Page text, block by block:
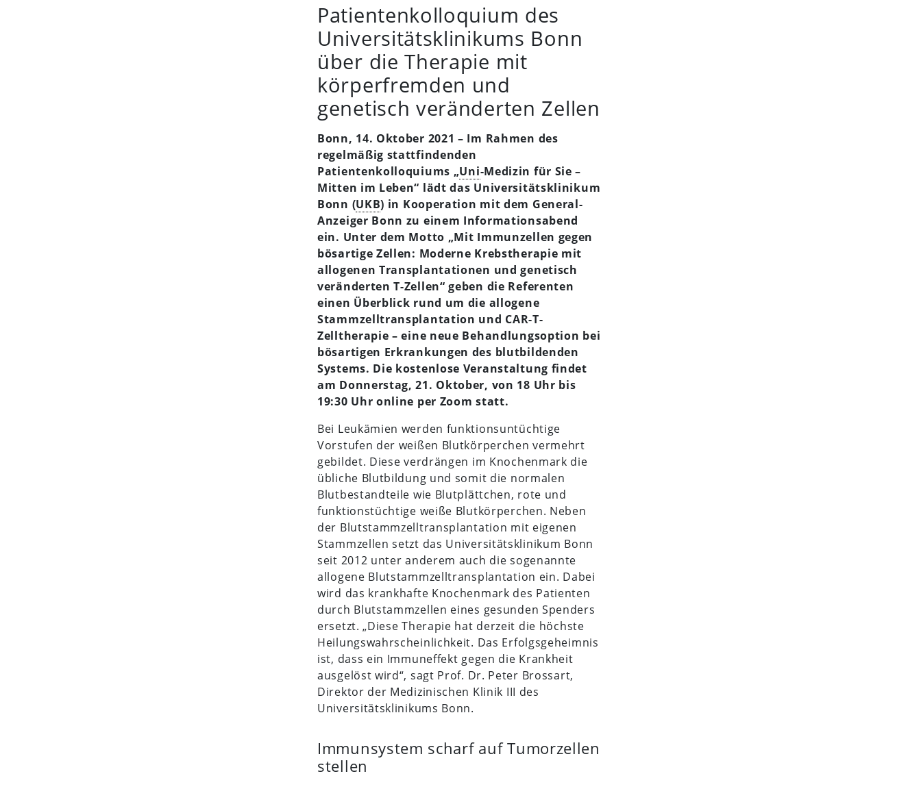
Patientenkolloquium des
Universitätsklinikums Bonn
über die Therapie mit
körperfremden und
genetisch veränderten Zellen
Bonn, 14. Oktober 2021 – Im Rahmen des
regelmäßig stattfindenden
Patientenkolloquiums „Uni-Medizin für Sie –
Mitten im Leben“ lädt das Universitätsklinikum
Bonn (UKB) in Kooperation mit dem General-
Anzeiger Bonn zu einem Informationsabend
ein. Unter dem Motto „Mit Immunzellen gegen
bösartige Zellen: Moderne Krebstherapie mit
allogenen Transplantationen und genetisch
veränderten T-Zellen“ geben die Referenten
einen Überblick rund um die allogene
Stammzelltransplantation und CAR-T-
Zelltherapie – eine neue Behandlungsoption bei
bösartigen Erkrankungen des blutbildenden
Systems. Die kostenlose Veranstaltung findet
am Donnerstag, 21. Oktober, von 18 Uhr bis
19:30 Uhr online per Zoom statt.
Bei Leukämien werden funktionsuntüchtige
Vorstufen der weißen Blutkörperchen vermehrt
gebildet. Diese verdrängen im Knochenmark die
übliche Blutbildung und somit die normalen
Blutbestandteile wie Blutplättchen, rote und
funktionstüchtige weiße Blutkörperchen. Neben
der Blutstammzelltransplantation mit eigenen
Stammzellen setzt das Universitätsklinikum Bonn
seit 2012 unter anderem auch die sogenannte
allogene Blutstammzelltransplantation ein. Dabei
wird das krankhafte Knochenmark des Patienten
durch Blutstammzellen eines gesunden Spenders
ersetzt. „Diese Therapie hat derzeit die höchste
Heilungswahrscheinlichkeit. Das Erfolgsgeheimnis
ist, dass ein Immuneffekt gegen die Krankheit
ausgelöst wird“, sagt Prof. Dr. Peter Brossart,
Direktor der Medizinischen Klinik III des
Universitätsklinikums Bonn.
Immunsystem scharf auf Tumorzellen
stellen